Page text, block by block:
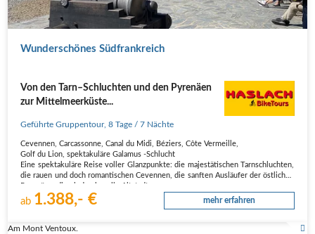
Wunderschönes Südfrankreich
Von den Tarn–Schluchten und den Pyrenäen
zur Mittelmeerküste...
Geführte Gruppentour,8 Tage / 7 Nächte
Cevennen, Carcassonne, Canal du Midi, Béziers, Côte Vermeille,
Golf du Lion, spektakuläre Galamus -Schlucht
Eine spektakuläre Reise voller Glanzpunkte: die majestätischen Tarnschluchten,
die rauen und doch romantischen Cevennen, die sanften Ausläufer der östlichen
ab 1.388,- € mehr erfahren
Am Mont Ventoux.